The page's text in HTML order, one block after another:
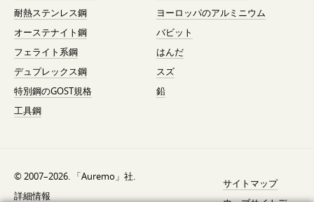
耐熱ステンレス鋼
オーステナイト鋼
フェライト系鋼
デュプレックス鋼
特別鋼のGOST規格
工具鋼
ヨーロッパのアルミニウム
バビット
はんだ
スズ
鉛
© 2007–2026. 「Auremo」社.
詳細情報
サイトマップ